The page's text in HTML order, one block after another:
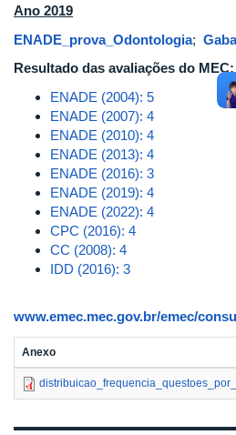
Ano 2019
ENADE_prova_Odontologia;
Resultado das avaliações do MEC:
ENADE (2004): 5
ENADE (2007): 4
ENADE (2010): 4
ENADE (2013): 4
ENADE (2016): 3
ENADE (2019): 4
ENADE (2022): 4
CPC (2016): 4
CC (2008): 4
IDD (2016): 3
www.emec.mec.gov.br/emec/
Anexo